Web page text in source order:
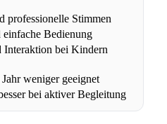
professionelle Stimmen
Bedienung
Interaktion bei Kindern
weniger geeignet
bei aktiver Begleitung